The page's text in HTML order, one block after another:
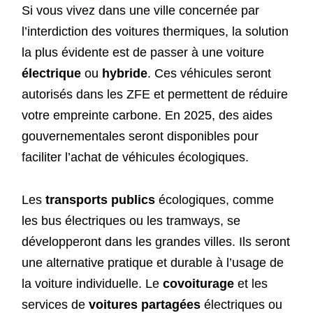
Si vous vivez dans une ville concernée par
l’interdiction des voitures thermiques, la solution
la plus évidente est de passer à une voiture
électriqueou hybride. Ces véhicules seront
autorisés dans les ZFE et permettent de réduire
votre empreinte carbone. En 2025, des aides
gouvernementales seront disponibles pour
faciliter l’achat de véhicules écologiques.
Les transports publicsécologiques, comme
les bus électriques ou les tramways, se
développeront dans les grandes villes. Ils seront
une alternative pratique et durable à l’usage de
la voiture individuelle. Le covoiturageet les
services de voitures partagéesélectriques ou